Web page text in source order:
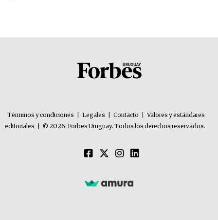
Términos y condiciones Legales Contacto
Valores y estándares
editoriales
© 2026. Forbes Uruguay. Todos los derechos reservados.